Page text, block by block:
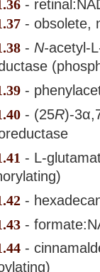
-
- obsolete,
- N-acetyl-
-
- (25R)-
- L-
-
-
-